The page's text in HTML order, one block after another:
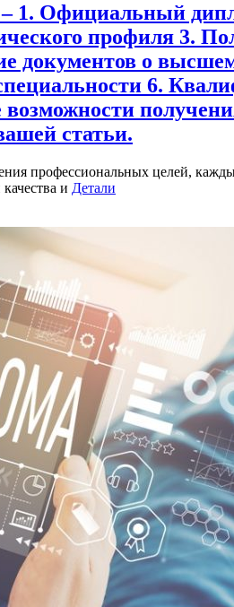
1. Официальный
профиля 3.
документов о
6.
статьи.
профессиональных целей,
и Детали